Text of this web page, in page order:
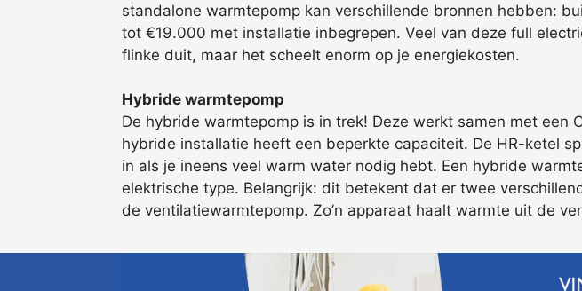
standalone warmtepomp kan verschillende bronnen hebben:
tot €19.000 met installatie inbegrepen. Veel van deze full
flinke duit, maar het scheelt enorm op je energiekosten.
Hybride warmtepomp
De hybride warmtepomp is in trek! Deze werkt samen met een
hybride installatie heeft een beperkte capaciteit. De HR-ketel
in als je ineens veel warm water nodig hebt. Een hybride
elektrische type. Belangrijk: dit betekent dat er twee
de ventilatiewarmtepomp. Zo’n apparaat haalt warmte uit de